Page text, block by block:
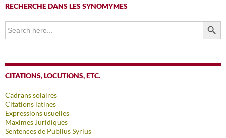
RECHERCHE DANS LES SYNOMYMES
Search
for:
SEARCH
CITATIONS, LOCUTIONS, ETC.
Cadrans solaires
Citations latines
Expressions usuelles
Maximes Juridiques
Sentences de Publius Syrius